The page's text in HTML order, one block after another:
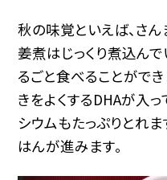
秋の味覚といえば、さ
姜煮はじっくり煮込ん
るごと食べることがで
きをよくするDHAが入
シウムもたっぷりとれま
はんが進みます。